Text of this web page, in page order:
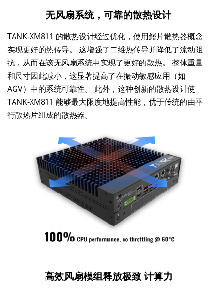
无风扇系统，可靠的散热设计
TANK-XM811 的散热设计经过优化，使用鳍片散热器概念
实现更好的热传导。 这增强了二维热传导并降低了流动阻
抗，从而在该无风扇系统中实现了更好的散热。 整体重量
和尺寸因此减小，这显著提高了在振动敏感应用（如
AGV）中的系统可靠性。 此外，这种创新的散热设计使
TANK-XM811 能够最大限度地提高性能，优于传统的由平
行散热片组成的散热器。
高效风扇模组释放极致计算力